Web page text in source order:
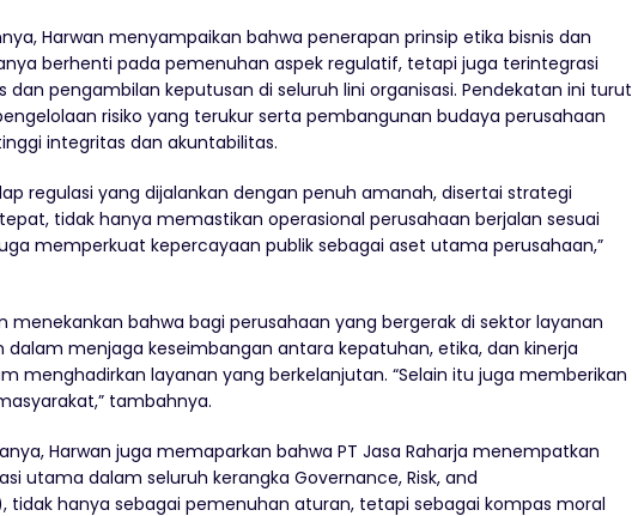
Harwan menyampaikan bahwa penerapan prinsip etika bisnis dan
berhenti pada pemenuhan aspek regulatif, tetapi juga terintegrasi
dan pengambilan keputusan di seluruh lini organisasi. Pendekatan ini turut
risiko yang terukur serta pembangunan budaya perusahaan
integritas dan akuntabilitas.
regulasi yang dijalankan dengan penuh amanah, disertai strategi
tidak hanya memastikan operasional perusahaan berjalan sesuai
memperkuat kepercayaan publik sebagai aset utama perusahaan,”
menekankan bahwa bagi perusahaan yang bergerak di sektor layanan
dalam menjaga keseimbangan antara kepatuhan, etika, dan kinerja
menghadirkan layanan yang berkelanjutan. “Selain itu juga memberikan
tambahnya.
Harwan juga memaparkan bahwa PT Jasa Raharja menempatkan
utama dalam seluruh kerangka Governance, Risk, and
tidak hanya sebagai pemenuhan aturan, tetapi sebagai kompas moral